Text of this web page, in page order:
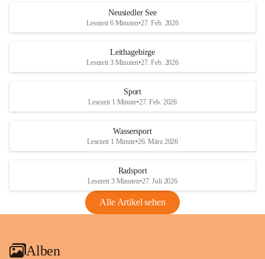
S
und den daraus folgenden wirtschaftlichen
Maßnahmen zur Bekämpfung
Rebe und der Amerikanischen
Anhang VBl. EU Nr. 18
1 Seite•1,4 MB
VBl. EU Nr. 18_2026
r
S
Neusiedler See
Lesezeit 6 Minuten•27. Feb. 2026
Leithagebirge
Lesezeit 3 Minuten•27. Feb. 2026
Sport
Lesezeit 1 Minute•27. Feb. 2026
Wassersport
Lesezeit 1 Minute•26. März 2026
Radsport
Lesezeit 3 Minuten•27. Juli 2026
Alle Artikel sehen
Alben